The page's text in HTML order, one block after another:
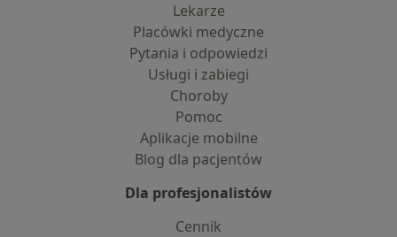
Lekarze
Placówki medyczne
Pytania i odpowiedzi
Usługi i zabiegi
Choroby
Pomoc
Aplikacje mobilne
Blog dla pacjentów
Dla profesjonalistów
Cennik